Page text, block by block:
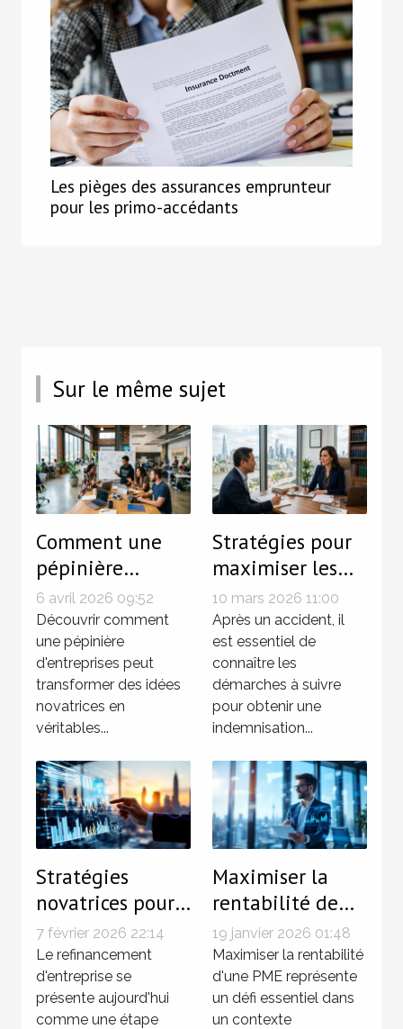
Les pièges des assurances emprunteur
pour les primo-accédants
Sur le même sujet
Comment une
pépinière
d'entreprises
stimule-t-elle
l'innovation et
la croissance ?
6 avril 2026 09:52
Découvrir comment
une pépinière
d'entreprises peut
transformer des idées
novatrices en
véritables...
Stratégies pour
maximiser les
indemnisations
après un
accident
10 mars 2026 11:00
Après un accident, il
est essentiel de
connaître les
démarches à suivre
pour obtenir une
indemnisation...
Stratégies
novatrices pour
un
refinancement
d'entreprise
efficace
7 février 2026 22:14
Le refinancement
d'entreprise se
présente aujourd'hui
comme une étape
Maximiser la
rentabilité de
votre PME avec
des stratégies
innovantes
19 janvier 2026 01:48
Maximiser la rentabilité
d'une PME représente
un défi essentiel dans
un contexte